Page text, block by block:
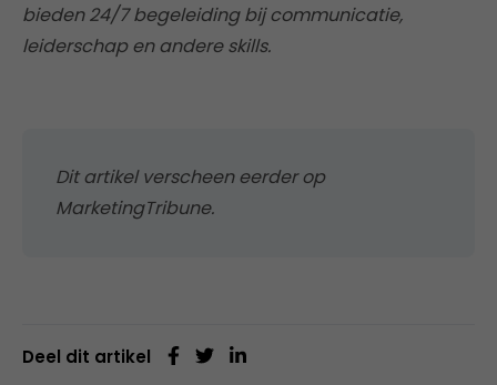
bieden 24/7 begeleiding bij communicatie,
leiderschap en andere skills.
Dit artikel verscheen eerder op
MarketingTribune.
Deel dit artikel